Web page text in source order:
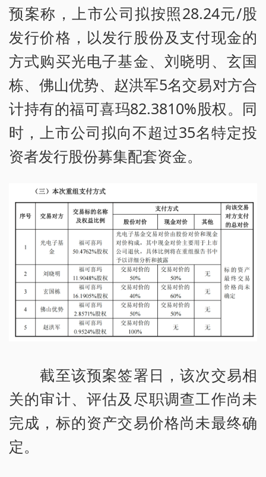
预案称，上市公司拟按照28.24元/股
发行价格，以发行股份及支付现金的
方式购买光电子基金、刘晓明、玄国
栋、佛山优势、赵洪军5名交易对方合
计持有的福可喜玛82.3810%股权。同
时，上市公司拟向不超过35名特定投
资者发行股份募集配套资金。
截至该预案签署日，该次交易相
关的审计、评估及尽职调查工作尚未
完成，标的资产交易价格尚未最终确
定。